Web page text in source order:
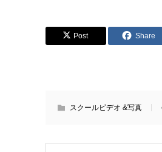
Post Share
スクールビデオ &写真